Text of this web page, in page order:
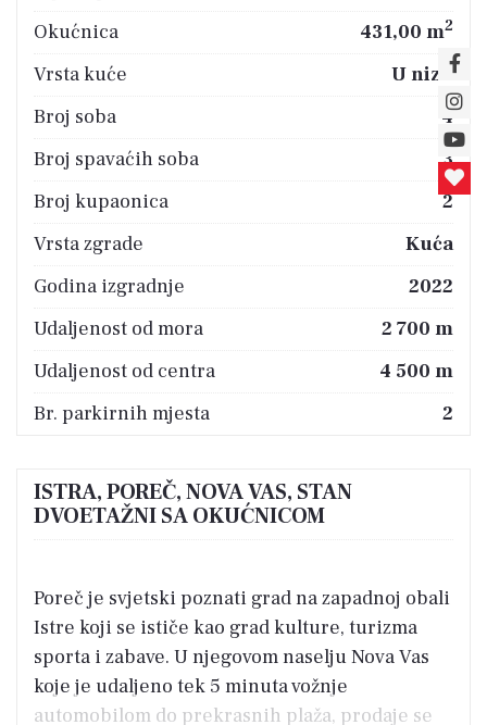
Okućnica 431,00 m2
Vrsta kuće
U nizu
Broj soba
4
Broj spavaćih soba
3
Broj kupaonica
2
Vrsta zgrade
Kuća
Godina izgradnje
2022
Udaljenost od mora
2 700 m
Udaljenost od centra
4 500 m
Br. parkirnih mjesta
2
ISTRA, POREČ, NOVA VAS, STAN
DVOETAŽNI SA OKUĆNICOM
Poreč je svjetski poznati grad na zapadnoj obali
Istre koji se ističe kao grad kulture, turizma
sporta i zabave. U njegovom naselju Nova Vas
koje je udaljeno tek 5 minuta vožnje
automobilom do prekrasnih plaža, prodaje se